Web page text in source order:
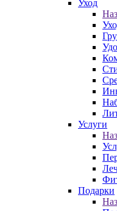
Уход
Услуги
Подарки